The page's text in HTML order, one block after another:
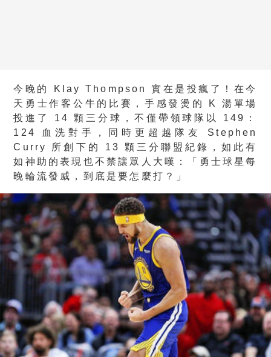
今晚的 Klay Thompson 實在是投瘋了！在今
天勇士作客公牛的比賽，手感發燙的 K 湯單場
投進了 14 顆三分球，不僅帶領球隊以 149：
124 血洗對手，同時更超越隊友 Stephen
Curry 所創下的 13 顆三分聯盟紀錄，如此有
如神助的表現也不禁讓眾人大嘆：「勇士球星每
晚輪流發威，到底是要怎麼打？」